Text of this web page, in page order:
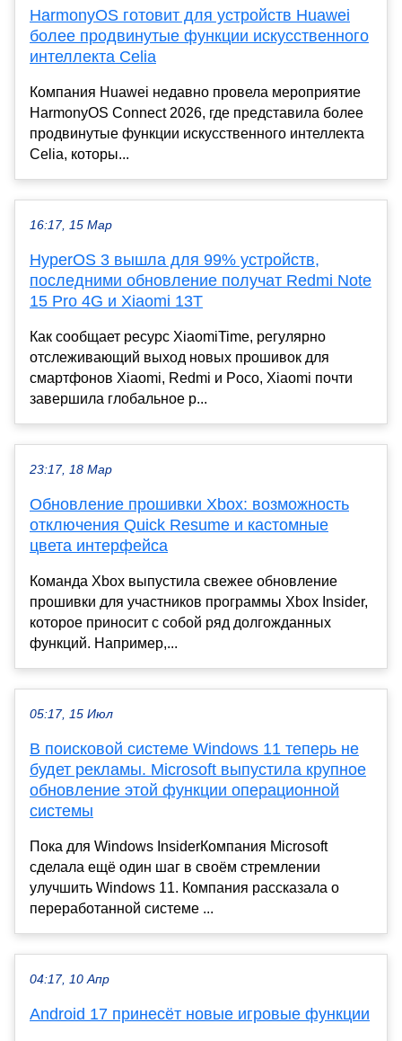
HarmonyOS готовит для устройств Huawei
более продвинутые функции искусственного
интеллекта Celia
Компания Huawei недавно провела мероприятие
HarmonyOS Connect 2026, где представила более
продвинутые функции искусственного интеллекта
Celia, которы...
16:17, 15 Мар
HyperOS 3 вышла для 99% устройств,
последними обновление получат Redmi Note
15 Pro 4G и Xiaomi 13T
Как сообщает ресурс XiaomiTime, регулярно
отслеживающий выход новых прошивок для
смартфонов Xiaomi, Redmi и Poco, Xiaomi почти
завершила глобальное р...
23:17, 18 Мар
Обновление прошивки Xbox: возможность
отключения Quick Resume и кастомные
цвета интерфейса
Команда Xbox выпустила свежее обновление
прошивки для участников программы Xbox Insider,
которое приносит с собой ряд долгожданных
функций. Например,...
05:17, 15 Июл
В поисковой системе Windows 11 теперь не
будет рекламы. Microsoft выпустила крупное
обновление этой функции операционной
системы
Пока для Windows InsiderКомпания Microsoft
сделала ещё один шаг в своём стремлении
улучшить Windows 11. Компания рассказала о
переработанной системе ...
04:17, 10 Апр
Android 17 принесёт новые игровые функции